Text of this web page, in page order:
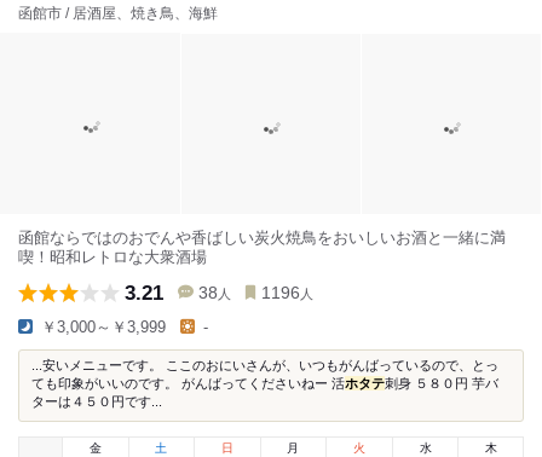
函館市 / 居酒屋、焼き鳥、海鮮
函館ならではのおでんや香ばしい炭火焼鳥をおいしいお酒と一緒に満
喫！昭和レトロな大衆酒場
3.21 38 人 1196 人
￥3,000～￥3,999 -
...安いメニューです。 ここのおにいさんが、いつもがんばっているので、とっ
ても印象がいいのです。 がんばってくださいねー 活ホタテ刺身 ５８０円 芋バ
ターは４５０円です...
金
土 日 月 火 水 木